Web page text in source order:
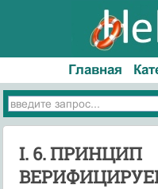
Главная
I. 6. ПРИНЦИП